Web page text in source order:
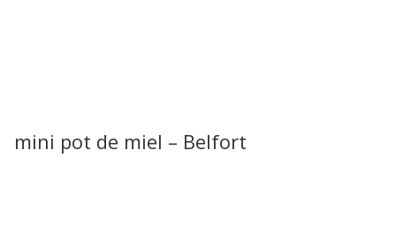
mini pot de miel – Belfort